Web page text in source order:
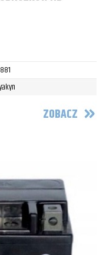
ZOBACZ